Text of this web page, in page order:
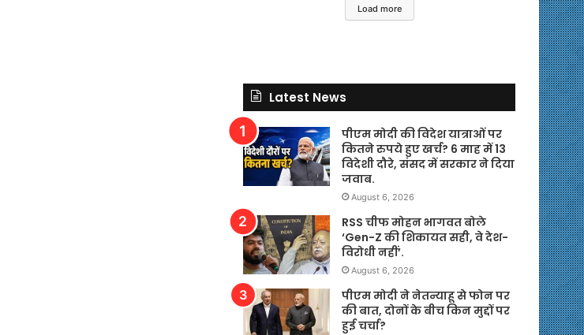
Load more
Latest News
पीएम मोदी की विदेश यात्राओं पर
कितने रुपये हुए खर्च? 6 माह में 13
विदेशी दौरे, संसद में सरकार ने दिया
जवाब.
August 6, 2026
RSS चीफ मोहन भागवत बोले
‘Gen-Z की शिकायत सही, वे देश-
विरोधी नहीं’.
August 6, 2026
पीएम मोदी ने नेतन्याहू से फोन पर
की बात, दोनों के बीच किन मुद्दों पर
हुई चर्चा?